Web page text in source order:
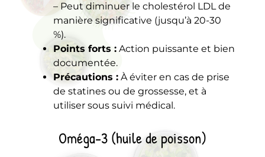
– Peut diminuer le cholestérol LDL de
manière significative (jusqu’à 20-30
%).
Points forts : Action puissante et bien
documentée.
Précautions : À éviter en cas de prise
de statines ou de grossesse, et à
utiliser sous suivi médical.
Oméga-3 (huile de poisson)